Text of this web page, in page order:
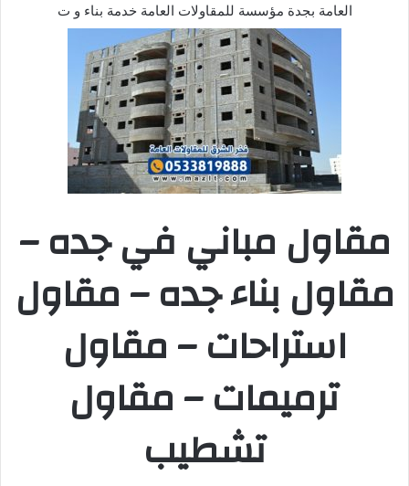
العامة بجدة مؤسسة للمقاولات العامة خدمة بناء و ت
مقاول مباني في جده –
مقاول بناء جده – مقاول
استراحات – مقاول
ترميمات – مقاول
تشطيب